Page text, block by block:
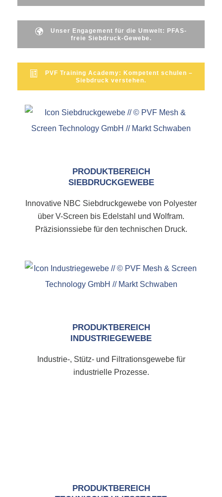
Unser Engagement für die Umwelt: PFAS-
freie Siebdruck-Gewebe.
PVF Training Academy: Kompetent schulen –
Siebdruck verstehen.
PRODUKTBEREICH
SIEBDRUCKGEWEBE
Innovative NBC Siebdruckgewebe von Polyester
über V-Screen bis Edelstahl und Wolfram.
Präzisionssiebe für den technischen Druck.
PRODUKTBEREICH
INDUSTRIEGEWEBE
Industrie-, Stütz- und Filtrationsgewebe für
industrielle Prozesse.